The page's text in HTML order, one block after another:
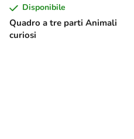
Quadro a tre parti Animali
curiosi
Disponibile